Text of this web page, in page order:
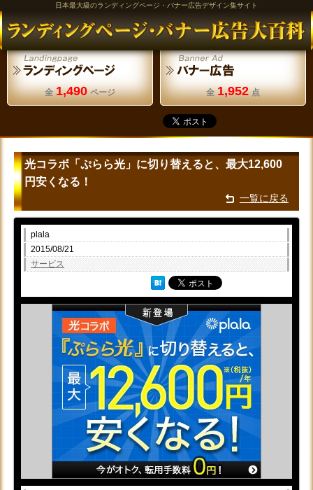
日本最大級のランディングページ・バナー広告デザイン集サイト
全 1,490 ページ 全 1,952 点
光コラボ「ぷらら光」に切り替えると、最大12,600
円安くなる！
一覧に戻る
plala
2015/08/21
サービス